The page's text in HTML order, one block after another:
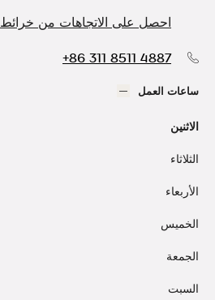
احصل على الاتجاهات من خرائط Google
+86 311 8511 4887
ساعات العمل
الاثنين
الثلاثاء
الأربعاء
الخميس
الجمعة
السبت